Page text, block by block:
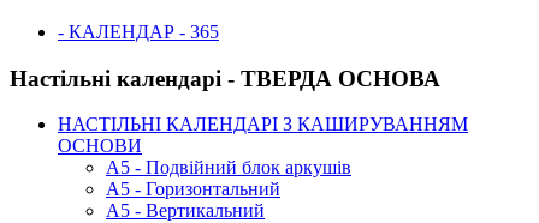
- КАЛЕНДАР - 365
Настільні календарі - ТВЕРДА ОСНОВА
НАСТІЛЬНІ КАЛЕНДАРІ З КАШИРУВАННЯМ
ОСНОВИ
А5 - Подвійний блок аркушів
А5 - Горизонтальний
А5 - Вертикальний